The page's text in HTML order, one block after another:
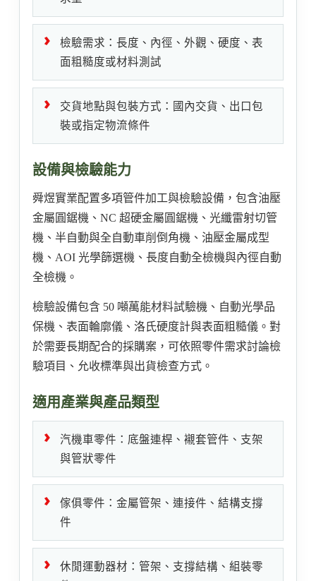
檢驗需求：長度、內徑、外觀、硬度、表
面粗糙度或材料測試
交貨地點與包裝方式：國內交貨、出口包
裝或指定物流條件
設備與檢驗能力
舜煜實業配置多項管件加工與檢驗設備，包含油壓
金屬圓鋸機、NC 超硬金屬圓鋸機、光纖雷射切管
機、半自動與全自動車削倒角機、油壓金屬成型
機、AOI 光學篩選機、長度自動全檢機與內徑自動
全檢機。
檢驗設備包含 50 噸萬能材料試驗機、自動光學品
保機、表面輪廓儀、洛氏硬度計與表面粗糙儀。對
於需要長期配合的採購案，可依照零件需求討論檢
驗項目、允收標準與出貨檢查方式。
適用產業與產品類型
汽機車零件：底盤連桿、襯套管件、支架
與管狀零件
傢俱零件：金屬管架、連接件、結構支撐
件
休閒運動器材：管架、支撐結構、組裝零